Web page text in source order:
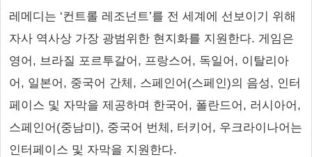
레메디는 ‘컨트롤 레조넌트’를 전 세계에 선보이기 위해
자사 역사상 가장 광범위한 현지화를 지원한다. 게임은
영어, 브라질 포르투갈어, 프랑스어, 독일어, 이탈리아
어, 일본어, 중국어 간체, 스페인어(스페인)의 음성, 인터
페이스 및 자막을 제공하며 한국어, 폴란드어, 러시아어,
스페인어(중남미), 중국어 번체, 터키어, 우크라이나어는
인터페이스 및 자막을 지원한다.